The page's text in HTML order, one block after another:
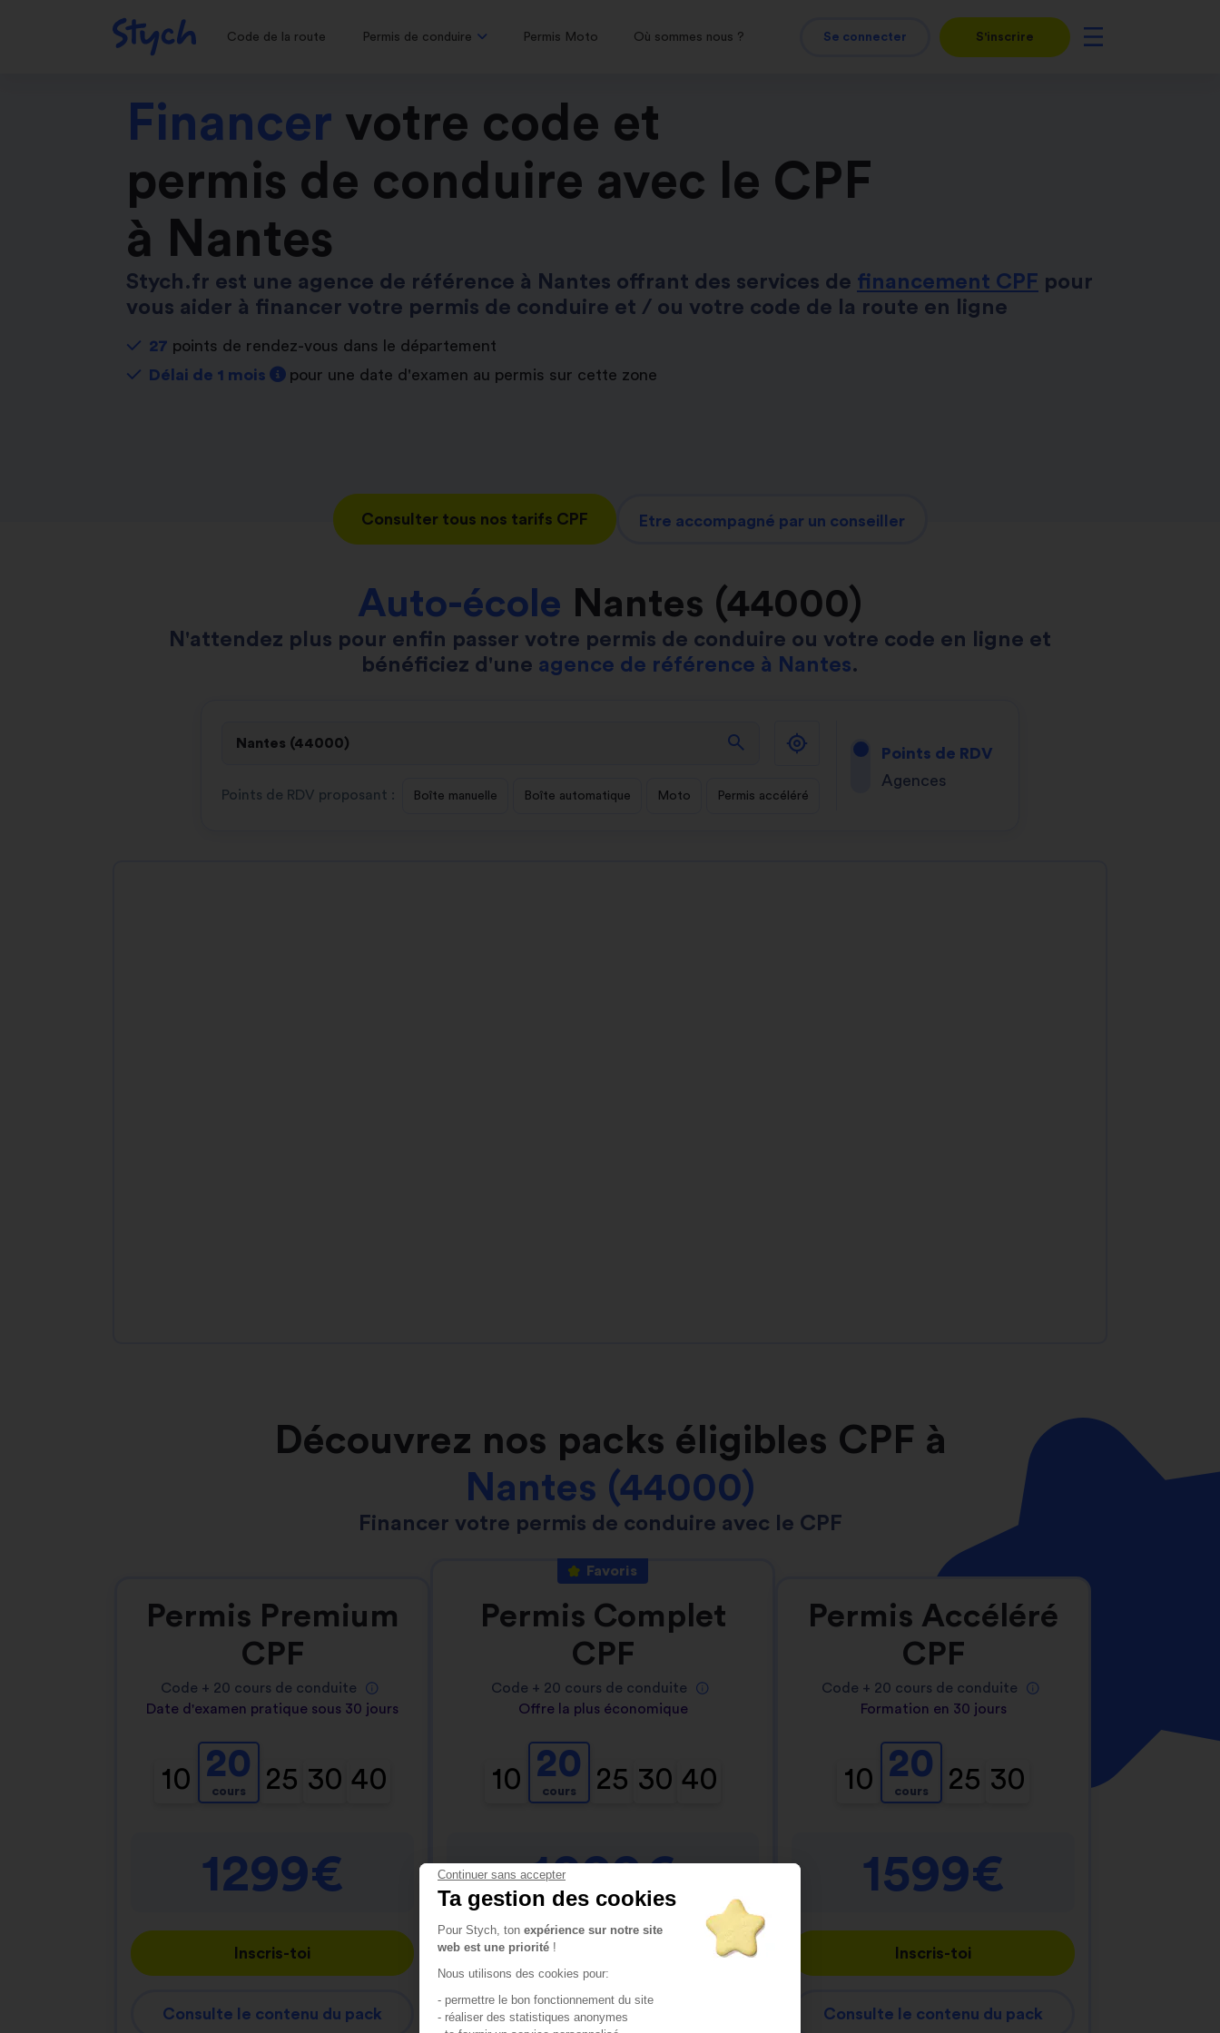
Continuer sans accepter
Ta gestion des cookies
Pour Stych, ton expérience sur notre site
web est une priorité !
Nous utilisons des cookies pour:
- permettre le bon fonctionnement du site
- réaliser des statistiques anonymes
Code de la route Permis de conduire Permis Moto Où sommes nous ? Se connecter S'inscrire
Financer votre code et
permis de conduire avec le CPF
à Nantes
Stych.fr est une agence de référence à Nantes offrant des services de financement CPF pour
vous aider à financer votre permis de conduire et / ou votre code de la route en ligne
27 points de rendez-vous dans le département
Délai de 1 mois
pour une date d'examen au permis sur cette zone
Consulter tous nos tarifs CPF Etre accompagné par un conseiller
Auto-école Nantes (44000)
N'attendez plus pour enfin passer votre permis de conduire ou votre code en ligne et
bénéficiez d'une agence de référence à Nantes.
search
Points de RDV proposant : Boîte manuelle Boîte automatique Moto Permis accéléré
Points de RDV
Agences
Découvrez nos packs éligibles CPF à
Nantes (44000)
Financer votre permis de conduire avec le CPF
Permis Premium
CPF
Code + 20 cours de conduite
Date d'examen pratique sous 30 jours
10 20
cours 25 30 40
1299€
Inscris-toi
Consulte le contenu du pack
Favoris
Permis Complet
CPF
Code + 20 cours de conduite
Offre la plus économique
10 20
cours 25 30 40
1099€
Consulte le contenu du pack
Permis Accéléré
CPF
Code + 20 cours de conduite
Formation en 30 jours
10 20
cours 25 30
1599€
Inscris-toi
Consulte le contenu du pack